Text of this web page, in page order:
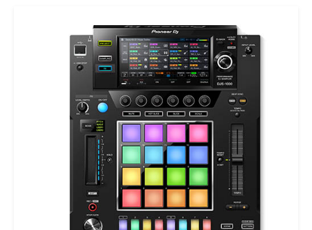
Ajouter au panier